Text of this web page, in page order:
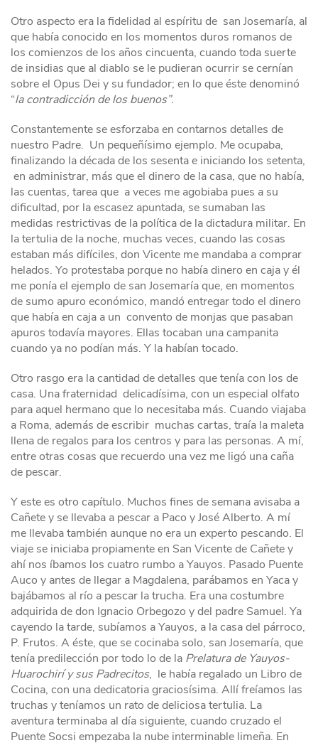
Otro aspecto era la fidelidad al espíritu de san Josemaría, al
que había conocido en los momentos duros romanos de
los comienzos de los años cincuenta, cuando toda suerte
de insidias que al diablo se le pudieran ocurrir se cernían
sobre el Opus Dei y su fundador; en lo que éste denominó
“la contradicción de los buenos”.
Constantemente se esforzaba en contarnos detalles de
nuestro Padre. Un pequeñísimo ejemplo. Me ocupaba,
finalizando la década de los sesenta e iniciando los setenta,
en administrar, más que el dinero de la casa, que no había,
las cuentas, tarea que a veces me agobiaba pues a su
dificultad, por la escasez apuntada, se sumaban las
medidas restrictivas de la política de la dictadura militar. En
la tertulia de la noche, muchas veces, cuando las cosas
estaban más difíciles, don Vicente me mandaba a comprar
helados. Yo protestaba porque no había dinero en caja y él
me ponía el ejemplo de san Josemaría que, en momentos
de sumo apuro económico, mandó entregar todo el dinero
que había en caja a un convento de monjas que pasaban
apuros todavía mayores. Ellas tocaban una campanita
cuando ya no podían más. Y la habían tocado.
Otro rasgo era la cantidad de detalles que tenía con los de
casa. Una fraternidad delicadísima, con un especial olfato
para aquel hermano que lo necesitaba más. Cuando viajaba
a Roma, además de escribir muchas cartas, traía la maleta
llena de regalos para los centros y para las personas. A mí,
entre otras cosas que recuerdo una vez me ligó una caña
de pescar.
Y este es otro capítulo. Muchos fines de semana avisaba a
Cañete y se llevaba a pescar a Paco y José Alberto. A mí
me llevaba también aunque no era un experto pescando. El
viaje se iniciaba propiamente en San Vicente de Cañete y
ahí nos íbamos los cuatro rumbo a Yauyos. Pasado Puente
Auco y antes de llegar a Magdalena, parábamos en Yaca y
bajábamos al río a pescar la trucha. Era una costumbre
adquirida de don Ignacio Orbegozo y del padre Samuel. Ya
cayendo la tarde, subíamos a Yauyos, a la casa del párroco,
P. Frutos. A éste, que se cocinaba solo, san Josemaría, que
tenía predilección por todo lo de la Prelatura de Yauyos-
Huarochirí y sus Padrecitos, le había regalado un Libro de
Cocina, con una dedicatoria graciosísima. Allí freíamos las
truchas y teníamos un rato de deliciosa tertulia. La
aventura terminaba al día siguiente, cuando cruzado el
Puente Socsi empezaba la nube interminable limeña. En